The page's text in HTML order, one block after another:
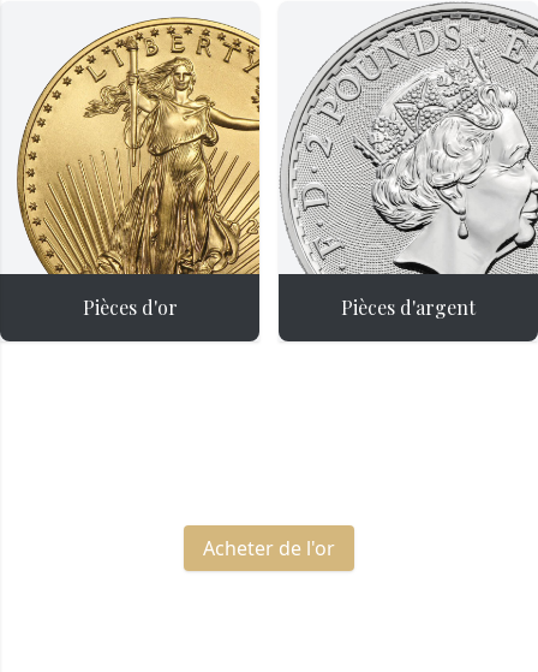
Pièces d'or Pièces d'argent
Acheter de l'or